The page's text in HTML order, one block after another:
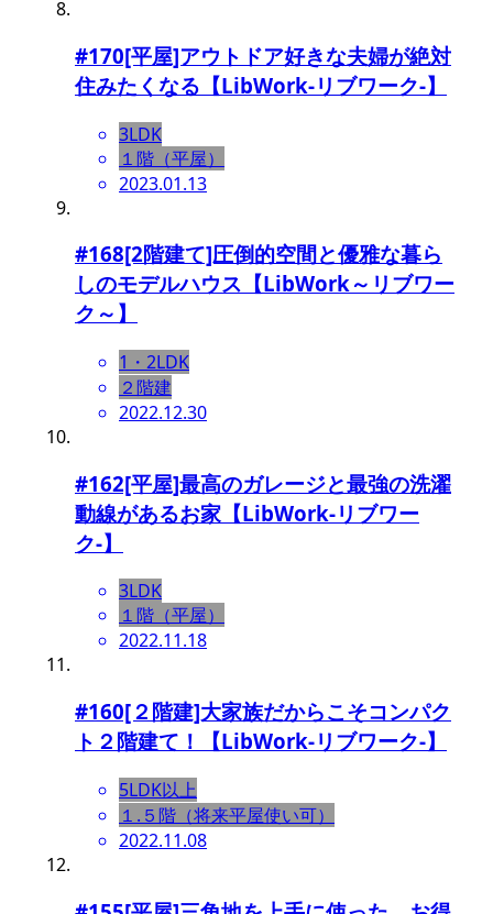
#170[平屋]アウトドア好きな夫婦が絶対
住みたくなる【LibWork-リブワーク-】
3LDK
１階（平屋）
2023.01.13
#168[2階建て]圧倒的空間と優雅な暮ら
しのモデルハウス【LibWork～リブワー
ク～】
1・2LDK
２階建
2022.12.30
#162[平屋]最高のガレージと最強の洗濯
動線があるお家【LibWork-リブワー
ク-】
3LDK
１階（平屋）
2022.11.18
#160[２階建]大家族だからこそコンパク
ト２階建て！【LibWork-リブワーク-】
5LDK以上
１.５階（将来平屋使い可）
2022.11.08